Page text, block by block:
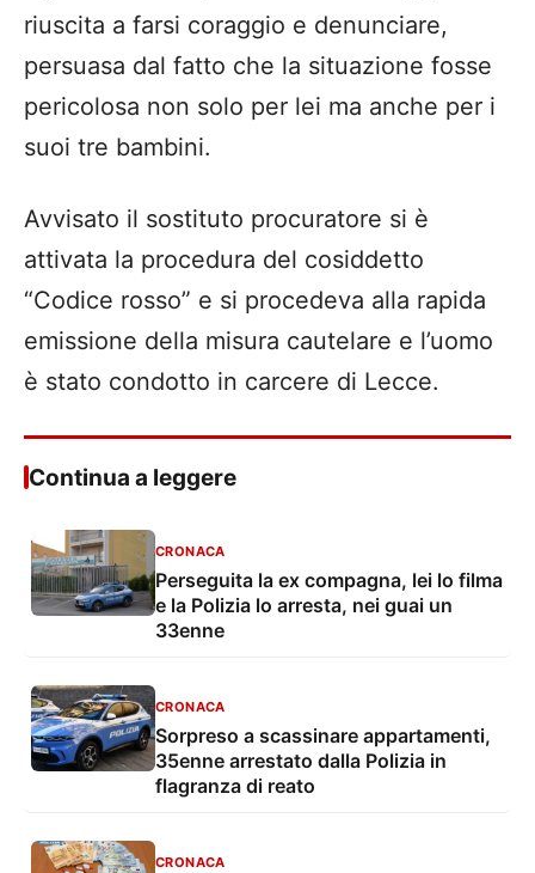
riuscita a farsi coraggio e denunciare,
persuasa dal fatto che la situazione fosse
pericolosa non solo per lei ma anche per i
suoi tre bambini.
Avvisato il sostituto procuratore si è
attivata la procedura del cosiddetto
“Codice rosso” e si procedeva alla rapida
emissione della misura cautelare e l’uomo
è stato condotto in carcere di Lecce.
Continua a leggere
CRONACA
Perseguita la ex compagna, lei lo filma
e la Polizia lo arresta, nei guai un
33enne
CRONACA
Sorpreso a scassinare appartamenti,
35enne arrestato dalla Polizia in
flagranza di reato
CRONACA